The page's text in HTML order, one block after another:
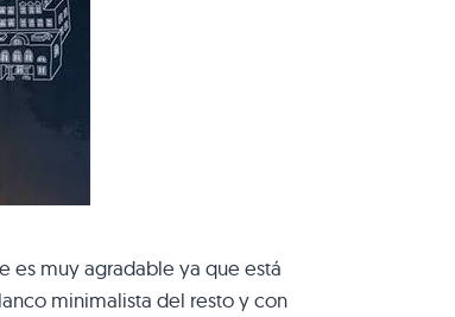
es muy agradable ya que está
minimalista del resto y con